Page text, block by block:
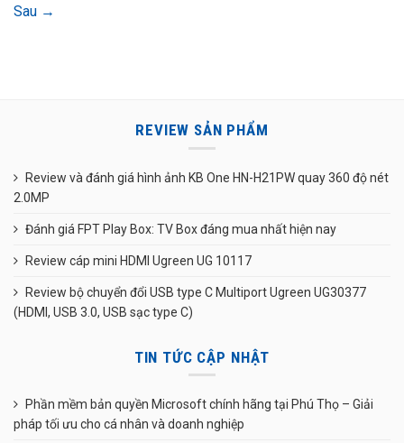
Sau →
REVIEW SẢN PHẨM
Review và đánh giá hình ảnh KB One HN-H21PW quay 360 độ nét
2.0MP
Đánh giá FPT Play Box: TV Box đáng mua nhất hiện nay
Review cáp mini HDMI Ugreen UG 10117
Review bộ chuyển đổi USB type C Multiport Ugreen UG30377
(HDMI, USB 3.0, USB sạc type C)
TIN TỨC CẬP NHẬT
Phần mềm bản quyền Microsoft chính hãng tại Phú Thọ – Giải
pháp tối ưu cho cá nhân và doanh nghiệp